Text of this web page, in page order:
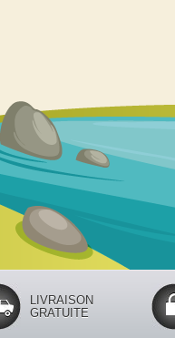
LIVRAISON
GRATUITE